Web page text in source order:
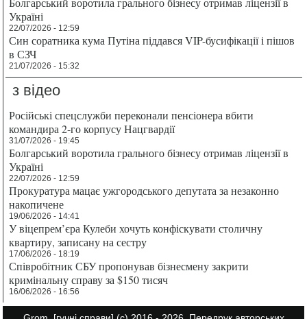
Україні
22/07/2026 - 12:59
Син соратника кума Путіна піддався VIP-бусифікації і пішов
в СЗЧ
21/07/2026 - 15:32
з відео
Російські спецслужби переконали пенсіонера вбити
командира 2-го корпусу Нацгвардії
31/07/2026 - 19:45
Болгарський воротила грального бізнесу отримав ліцензії в
Україні
22/07/2026 - 12:59
Прокуратура мацає ужгородського депутата за незаконно
накопичене
19/06/2026 - 14:41
У віцепрем’єра Кулеби хочуть конфіскувати столичну
квартиру, записану на сестру
17/06/2026 - 18:19
Співробітник СБУ пропонував бізнесмену закрити
кримінальну справу за $150 тисяч
16/06/2026 - 16:56